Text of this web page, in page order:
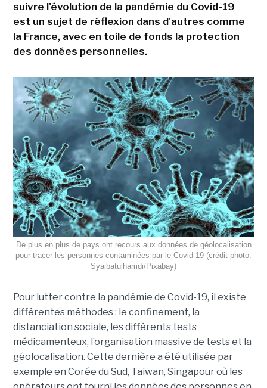
suivre l'évolution de la pandémie du Covid-19
est un sujet de réflexion dans d'autres comme
la France, avec en toile de fonds la protection
des données personnelles.
De plus en plus de pays ont recours aux données de géolocalisation
pour tracer les personnes contaminées par le Covid-19 (crédit photo:
Syaibatulhamdi/Pixabay)
Pour lutter contre la pandémie de Covid-19, il existe
différentes méthodes : le confinement, la
distanciation sociale, les différents tests
médicamenteux, l’organisation massive de tests et la
géolocalisation. Cette dernière a été utilisée par
exemple en Corée du Sud, Taiwan, Singapour où les